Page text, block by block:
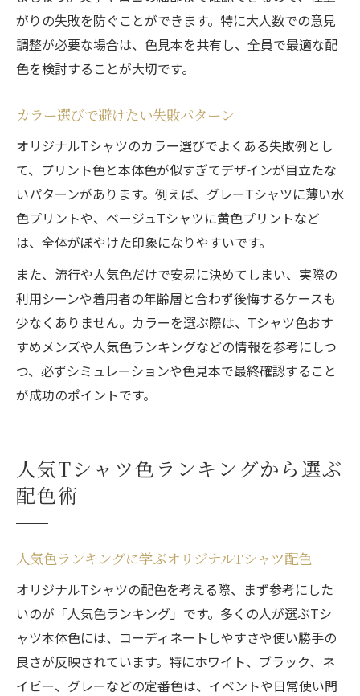
がりの失敗を防ぐことができます。特に大人数での意見
調整が必要な場合は、色見本を共有し、全員で最適な配
色を検討することが大切です。
カラー選びで避けたい失敗パターン
オリジナルTシャツのカラー選びでよくある失敗例とし
て、プリント色と本体色が似すぎてデザインが目立たな
いパターンがあります。例えば、グレーTシャツに薄い水
色プリントや、ベージュTシャツに黄色プリントなど
は、全体がぼやけた印象になりやすいです。
また、流行や人気色だけで安易に決めてしまい、実際の
利用シーンや着用者の年齢層と合わず後悔するケースも
少なくありません。カラーを選ぶ際は、Tシャツ色おす
すめメンズや人気色ランキングなどの情報を参考にしつ
つ、必ずシミュレーションや色見本で最終確認すること
が成功のポイントです。
人気Tシャツ色ランキングから選ぶ
配色術
人気色ランキングに学ぶオリジナルTシャツ配色
オリジナルTシャツの配色を考える際、まず参考にした
いのが「人気色ランキング」です。多くの人が選ぶTシ
ャツ本体色には、コーディネートしやすさや使い勝手の
良さが反映されています。特にホワイト、ブラック、ネ
イビー、グレーなどの定番色は、イベントや日常使い問